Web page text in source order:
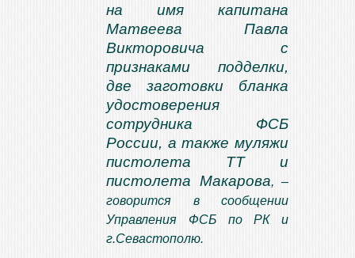
на имя капитана
Матвеева Павла
Викторовича с
признаками подделки,
две заготовки бланка
удостоверения
сотрудника ФСБ
России, а также муляжи
пистолета ТТ и
пистолета Макарова, –
говорится в сообщении
Управления ФСБ по РК и
г.Севастополю.